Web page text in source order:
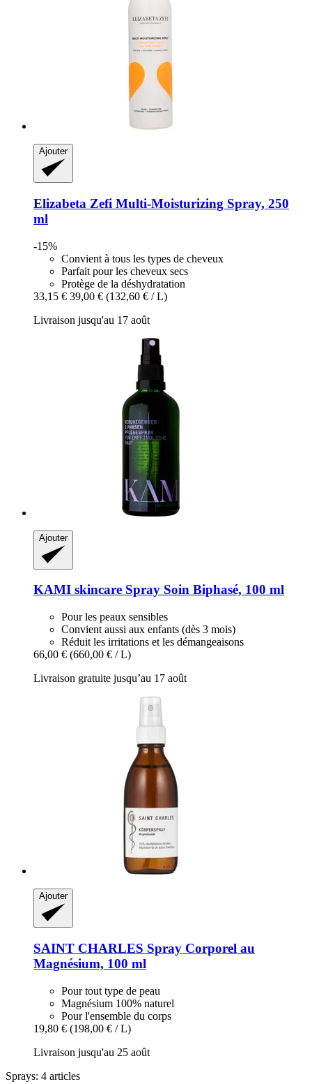
Ajouter
Elizabeta Zefi Multi-​Moisturizing Spray, 250
ml
-15%
Convient à tous les types de cheveux
Parfait pour les cheveux secs
Protège de la déshydratation
33,15 € 39,00 € (132,60 € / L)
Livraison jusqu'au 17 août
Ajouter
KAMI skincare Spray Soin Biphasé, 100 ml
Pour les peaux sensibles
Convient aussi aux enfants (dès 3 mois)
Réduit les irritations et les démangeaisons
66,00 € (660,00 € / L)
Livraison gratuite jusqu’au 17 août
Ajouter
SAINT CHARLES Spray Corporel au
Magnésium, 100 ml
Pour tout type de peau
Magnésium 100% naturel
Pour l'ensemble du corps
19,80 € (198,00 € / L)
Livraison jusqu'au 25 août
Sprays: 4 articles